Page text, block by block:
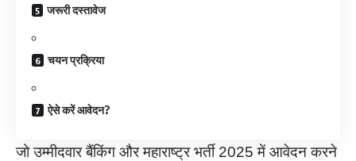
जरूरी दस्तावेज
चयन प्रक्रिया
ऐसे करें आवेदन?
जो उम्मीदवार बैंकिंग और महाराष्ट्र भर्ती 2025 में आवेदन करने